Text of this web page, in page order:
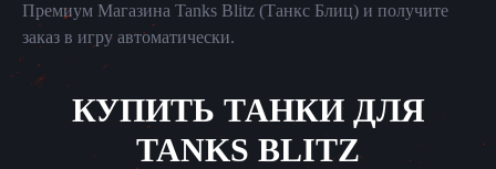
Премиум Магазина Tanks Blitz (Танкс Блиц) и получите
заказ в игру автоматически.
КУПИТЬ ТАНКИ ДЛЯ
TANKS BLITZ